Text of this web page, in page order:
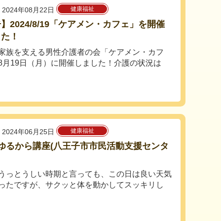
2024年08月22日 健康福祉
2024/8/19「ケアメン・カフェ」を開催
！
族を支える男性介護者の会「ケアメン・カフ
月19日（月）に開催しました！介護の状況は
2024年06月25日 健康福祉
るから講座(八王子市市民活動支援センタ
っとうしい時期と言っても、この日は良い天気
たですが、サクッと体を動かしてスッキリし